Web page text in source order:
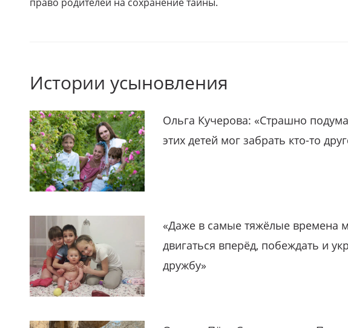
Истории усыновления
Ольга Кучерова: «Страшно
этих детей мог забрать кто-то
«Даже в самые тяжёлые времена
двигаться вперёд, побеждать и
дружбу»